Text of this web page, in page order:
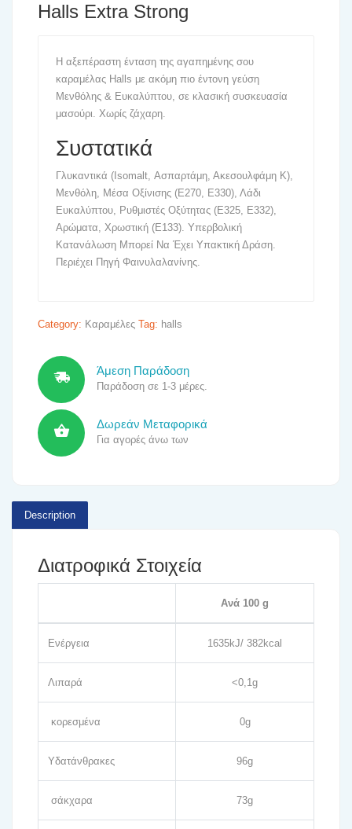
Halls Extra Strong
Η αξεπέραστη ένταση της αγαπημένης σου
καραμέλας Halls με ακόμη πιο έντονη γεύση
Μενθόλης & Ευκαλύπτου, σε κλασική συσκευασία
μασούρι. Χωρίς ζάχαρη.
Συστατικά
Γλυκαντικά (Isomalt, Ασπαρτάμη, Ακεσουλφάμη K),
Μενθόλη, Μέσα Οξίνισης (E270, E330), Λάδι
Ευκαλύπτου, Ρυθμιστές Οξύτητας (E325, E332),
Αρώματα, Χρωστική (E133). Yπερβολική
Κατανάλωση Μπορεί Να Έχει Υπακτική Δράση.
Περιέχει Πηγή Φαινυλαλανίνης.
Category: Καραμέλες Tag: halls
Άμεση Παράδοση
Παράδοση σε 1-3 μέρες.
Δωρεάν Μεταφορικά
Για αγορές άνω των
Description
Διατροφικά Στοιχεία
Ανά 100 g
Ενέργεια 1635kJ/ 382kcal
Λιπαρά <0,1g
κορεσμένα 0g
Υδατάνθρακες 96g
σάκχαρα 73g